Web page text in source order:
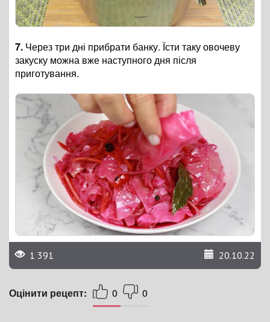
7. Через три дні прибрати банку. Їсти таку овочеву
закуску можна вже наступного дня після
приготування.
1 391 20.10.22
Оцінити рецепт: 0 0